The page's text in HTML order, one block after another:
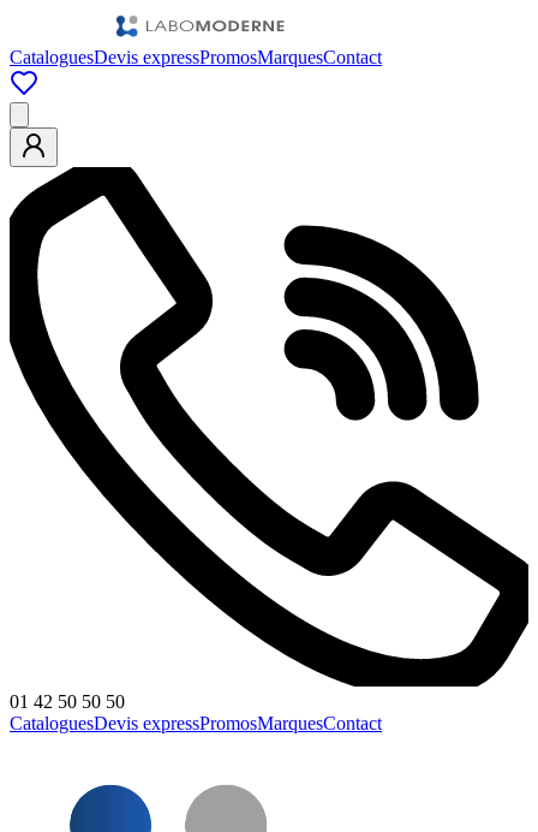
CataloguesDevis expressPromosMarquesContact
01 42 50 50 50
CataloguesDevis expressPromosMarquesContact